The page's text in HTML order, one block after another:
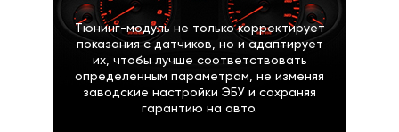
Тюнинг-модуль не только корректирует
показания с датчиков, но и адаптирует
их, чтобы лучше соответствовать
определенным параметрам, не изменяя
заводские настройки ЭБУ и сохраняя
гарантию на авто.